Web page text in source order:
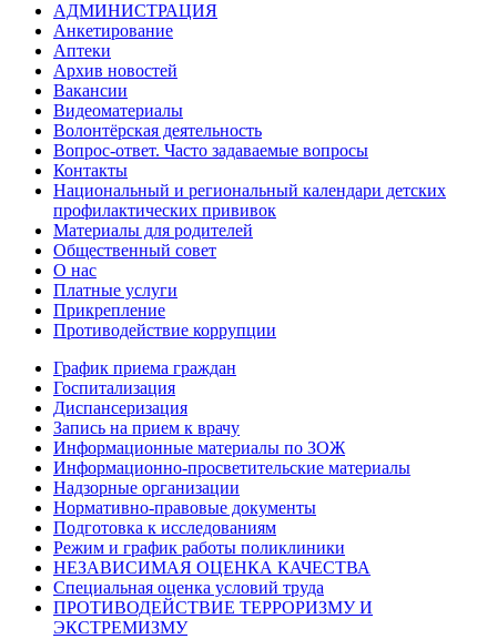
АДМИНИСТРАЦИЯ
Анкетирование
Аптеки
Архив новостей
Вакансии
Видеоматериалы
Волонтёрская деятельность
Вопрос-ответ. Часто задаваемые вопросы
Контакты
Национальный и региональный календари детских
профилактических прививок
Материалы для родителей
Общественный совет
О нас
Платные услуги
Прикрепление
Противодействие коррупции
График приема граждан
Госпитализация
Диспансеризация
Запись на прием к врачу
Информационные материалы по ЗОЖ
Информационно-просветительские материалы
Надзорные организации
Нормативно-правовые документы
Подготовка к исследованиям
Режим и график работы поликлиники
НЕЗАВИСИМАЯ ОЦЕНКА КАЧЕСТВА
Специальная оценка условий труда
ПРОТИВОДЕЙСТВИЕ ТЕРРОРИЗМУ И
ЭКСТРЕМИЗМУ